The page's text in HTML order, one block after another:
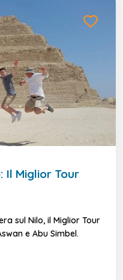
Il Miglior Tour
sul Nilo, il Miglior Tour
e Abu Simbel.